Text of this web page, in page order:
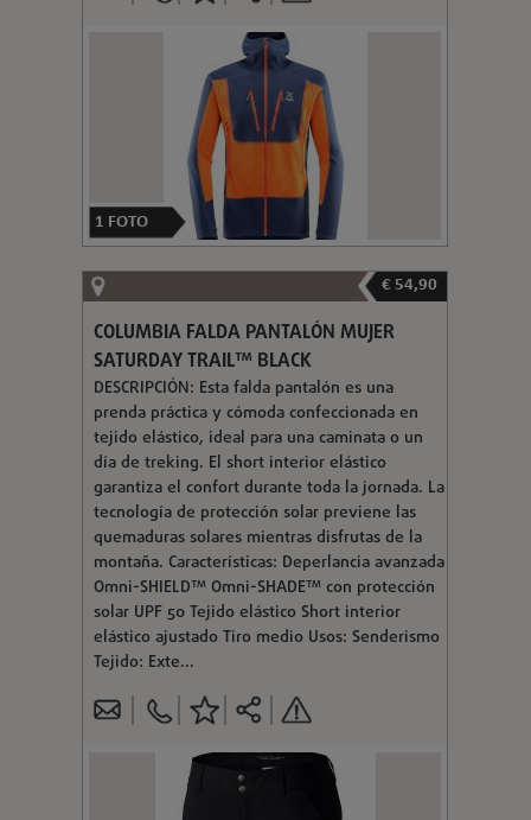
1 FOTO
€ 54,90
COLUMBIA FALDA PANTALÓN MUJER
SATURDAY TRAIL™ BLACK
DESCRIPCIÓN: Esta falda pantalón es una
prenda práctica y cómoda confeccionada en
tejido elástico, ideal para una caminata o un
día de treking. El short interior elástico
garantiza el confort durante toda la jornada. La
tecnología de protección solar previene las
quemaduras solares mientras disfrutas de la
montaña. Características: Deperlancia avanzada
Omni-SHIELD™ Omni-SHADE™ con protección
solar UPF 50 Tejido elástico Short interior
elástico ajustado Tiro medio Usos: Senderismo
Tejido: Exte...